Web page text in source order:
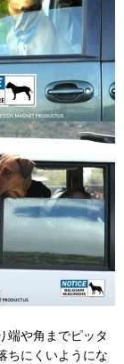
端や角までピッタ
ちにくいようにな